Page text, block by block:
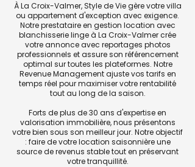
À La Croix-Valmer, Style de Vie gère votre villa
ou appartement d'exception avec exigence.
Notre prestataire en gestion location avec
blanchisserie linge à La Croix-Valmer crée
votre annonce avec reportages photos
professionnels et assure son référencement
optimal sur toutes les plateformes. Notre
Revenue Management ajuste vos tarifs en
temps réel pour maximiser votre rentabilité
tout au long de la saison.
Forts de plus de 30 ans d'expertise en
valorisation immobilière, nous présentons
votre bien sous son meilleur jour. Notre objectif
: faire de votre location saisonnière une
source de revenus stable tout en préservant
votre tranquillité.